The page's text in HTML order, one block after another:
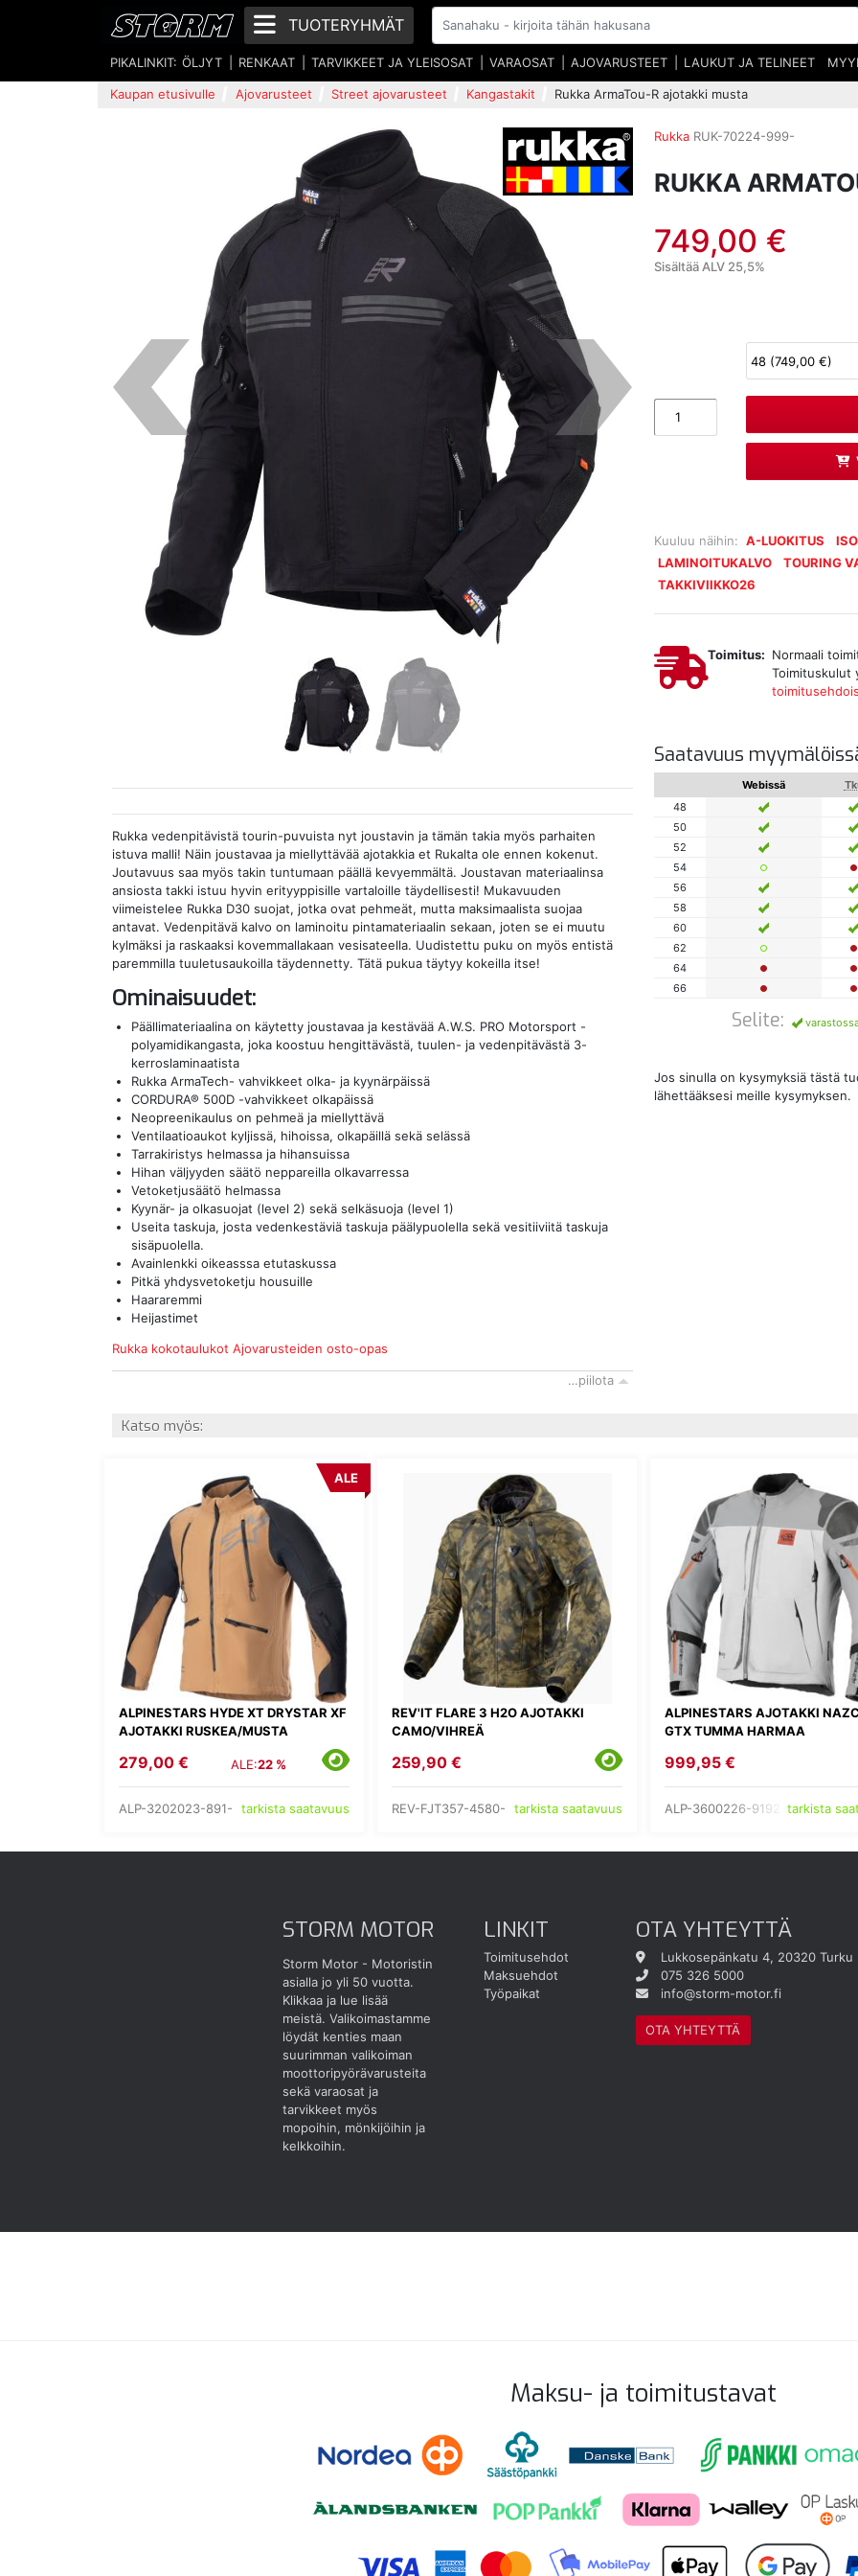
TUOTERYHMÄT
PIKALINKIT: ÖLJYT RENKAAT TARVIKKEET JA YLEISOSAT VARAOSAT AJOVARUSTEET LAUKUT JA TELINEET
Kaupan etusivulle Ajovarusteet Street ajovarusteet Kangastakit Rukka ArmaTou-R ajotakki musta
Rukka RUK-70224-999-
RUKKA
749,00 €
Sisältää ALV 25,5%
Kuuluu näihin: A-LUOKITUS
LAMINOITUKALVO
TOURING
TAKKIVIIKKO26
Toimitus: Normaali
Toimituskulut
Saatavuus
Webissä
48
50
52
54
56
58
60
62
64
66
Selite:
Jos sinulla on kysymyksiä tästä
lähettääksesi meille kysymyksen.
Rukka vedenpitävistä tourin-puvuista nyt joustavin ja tämän takia myös parhaiten
istuva malli! Näin joustavaa ja miellyttävää ajotakkia et Rukalta ole ennen kokenut.
Joutavuus saa myös takin tuntumaan päällä kevyemmältä. Joustavan materiaalinsa
ansiosta takki istuu hyvin erityyppisille vartaloille täydellisesti! Mukavuuden
viimeistelee Rukka D30 suojat, jotka ovat pehmeät, mutta maksimaalista suojaa
antavat. Vedenpitävä kalvo on laminoitu pintamateriaalin sekaan, joten se ei muutu
kylmäksi ja raskaaksi kovemmallakaan vesisateella. Uudistettu puku on myös entistä
paremmilla tuuletusaukoilla täydennetty. Tätä pukua täytyy kokeilla itse!
Ominaisuudet:
Päällimateriaalina on käytetty joustavaa ja kestävää A.W.S. PRO Motorsport -
polyamidikangasta, joka koostuu hengittävästä, tuulen- ja vedenpitävästä 3-
kerroslaminaatista
Rukka ArmaTech- vahvikkeet olka- ja kyynärpäissä
CORDURA® 500D -vahvikkeet olkapäissä
Neopreenikaulus on pehmeä ja miellyttävä
Ventilaatioaukot kyljissä, hihoissa, olkapäillä sekä selässä
Tarrakiristys helmassa ja hihansuissa
Hihan väljyyden säätö neppareilla olkavarressa
Vetoketjusäätö helmassa
Kyynär- ja olkasuojat (level 2) sekä selkäsuoja (level 1)
Useita taskuja, josta vedenkestäviä taskuja päälypuolella sekä vesitiiviitä taskuja
sisäpuolella.
Avainlenkki oikeasssa etutaskussa
Pitkä yhdysvetoketju housuille
Haararemmi
Heijastimet
Rukka kokotaulukot Ajovarusteiden osto-opas
…piilota
Katso myös:
ALPINESTARS HYDE XT DRYSTAR XF
AJOTAKKI RUSKEA/MUSTA
ALE
279,00 € ALE:22 %
ALP-3202023-891- tarkista saatavuus
REV'IT FLARE 3 H2O AJOTAKKI
CAMO/VIHREÄ
259,90 €
REV-FJT357-4580- tarkista saatavuus
ALPINESTARS AJOTAKKI
GTX TUMMA HARMAA
999,95 €
ALP-3600226-9192- tarkista
STORM MOTOR
Storm Motor - Motoristin
asialla jo yli 50 vuotta.
Klikkaa ja lue lisää
meistä. Valikoimastamme
löydät kenties maan
suurimman valikoiman
moottoripyörävarusteita
sekä varaosat ja
tarvikkeet myös
mopoihin, mönkijöihin ja
kelkkoihin.
LINKIT
Toimitusehdot
Maksuehdot
Työpaikat
OTA YHTEYTTÄ
Lukkosepänkatu 4, 20320 Turku
075 326 5000
info@storm-motor.fi
OTA YHTEYTTÄ
Maksu- ja toimitustavat